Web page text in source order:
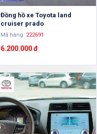
Đồng hồ xe Toyota land
cruiser prado
Mã hàng: 222691
6.200.000 đ